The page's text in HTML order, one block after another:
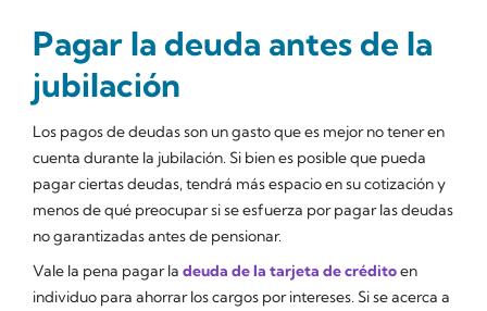
Pagar la deuda antes de la
jubilación
Los pagos de deudas son un gasto que es mejor no tener en
cuenta durante la jubilación. Si bien es posible que pueda
pagar ciertas deudas, tendrá más espacio en su cotización y
menos de qué preocupar si se esfuerza por pagar las deudas
no garantizadas antes de pensionar.
Vale la pena pagar la deuda de la tarjeta de créditoen
individuo para ahorrar los cargos por intereses. Si se acerca a